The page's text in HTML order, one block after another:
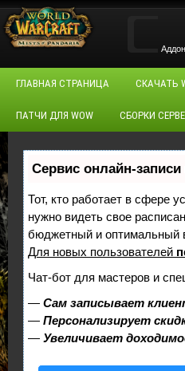
ГЛАВНАЯ СТРАНИЦА СКАЧАТЬ
ПАТЧИ ДЛЯ WOW СБОРКИ
Сервис онлайн-
Тот, кто работает в сфере
нужно видеть свое
бюджетный и оптимальный
Для новых пользователей
Чат-бот для мастеров и
— Сам записывает
— Персонализирует
— Увеличивает